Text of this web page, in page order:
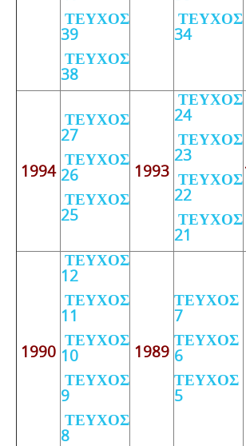
ΤΕΥΧΟΣ
39
ΤΕΥΧΟΣ
38
ΤΕΥΧΟΣ
34
1994
ΤΕΥΧΟΣ
27
ΤΕΥΧΟΣ
26
ΤΕΥΧΟΣ
25
1993
ΤΕΥΧΟΣ
24
ΤΕΥΧΟΣ
23
ΤΕΥΧΟΣ
22
ΤΕΥΧΟΣ
21
1990
ΤΕΥΧΟΣ
12
ΤΕΥΧΟΣ
11
ΤΕΥΧΟΣ
10
ΤΕΥΧΟΣ
9
ΤΕΥΧΟΣ
8
1989
ΤΕΥΧΟΣ
7
ΤΕΥΧΟΣ
6
ΤΕΥΧΟΣ
5